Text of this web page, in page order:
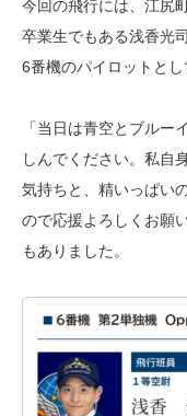
今回の飛行には、江尻
卒業生でもある浅香光
6番機のパイロットとし
「当日は青空とブルー
しんでください。私自
気持ちと、精いっぱい
ので応援よろしくお願
もありました。